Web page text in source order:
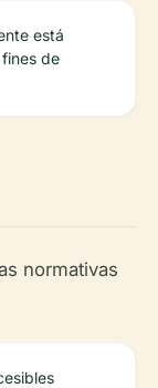
está
de
normativas